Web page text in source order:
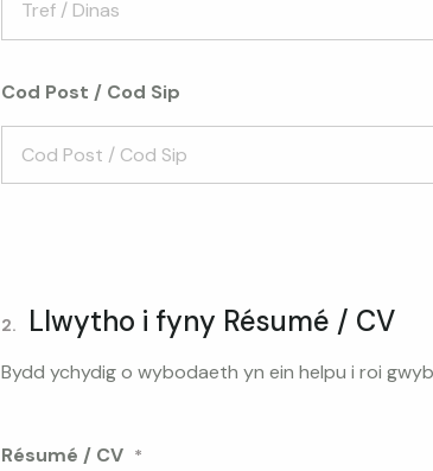
Cod Post / Cod Sip
2. Llwytho i fyny Résumé / CV
Bydd ychydig o wybodaeth yn ein helpu i roi
Résumé / CV